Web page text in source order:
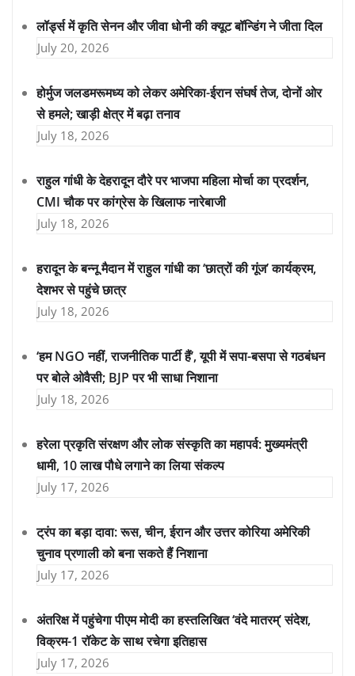
लॉर्ड्स में कृति सेनन और जीवा धोनी की क्यूट बॉन्डिंग ने जीता दिल
July 20, 2026
होर्मुज जलडमरूमध्य को लेकर अमेरिका-ईरान संघर्ष तेज, दोनों ओर
से हमले; खाड़ी क्षेत्र में बढ़ा तनाव
July 18, 2026
राहुल गांधी के देहरादून दौरे पर भाजपा महिला मोर्चा का प्रदर्शन,
CMI चौक पर कांग्रेस के खिलाफ नारेबाजी
July 18, 2026
हरादून के बन्नू मैदान में राहुल गांधी का ‘छात्रों की गूंज’ कार्यक्रम,
देशभर से पहुंचे छात्र
July 18, 2026
‘हम NGO नहीं, राजनीतिक पार्टी हैं’, यूपी में सपा-बसपा से गठबंधन
पर बोले ओवैसी; BJP पर भी साधा निशाना
July 18, 2026
हरेला प्रकृति संरक्षण और लोक संस्कृति का महापर्व: मुख्यमंत्री
धामी, 10 लाख पौधे लगाने का लिया संकल्प
July 17, 2026
ट्रंप का बड़ा दावा: रूस, चीन, ईरान और उत्तर कोरिया अमेरिकी
चुनाव प्रणाली को बना सकते हैं निशाना
July 17, 2026
अंतरिक्ष में पहुंचेगा पीएम मोदी का हस्तलिखित ‘वंदे मातरम्’ संदेश,
विक्रम-1 रॉकेट के साथ रचेगा इतिहास
July 17, 2026